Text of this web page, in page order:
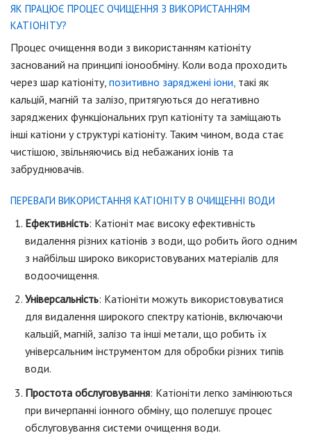
ЯК ПРАЦЮЄ ПРОЦЕС ОЧИЩЕННЯ З ВИКОРИСТАННЯМ
КАТІОНІТУ?
Процес очищення води з використанням катіоніту
заснований на принципі іонообміну. Коли вода проходить
через шар катіоніту, позитивно заряджені іони, такі як
кальцій, магній та залізо, притягуються до негативно
заряджених функціональних груп катіоніту та заміщають
інші катіони у структурі катіоніту. Таким чином, вода стає
чистішою, звільняючись від небажаних іонів та
забруднювачів.
ПЕРЕВАГИ ВИКОРИСТАННЯ КАТІОНІТУ В ОЧИЩЕННІ ВОДИ
Ефективність: Катіоніт має високу ефективність
видалення різних катіонів з води, що робить його одним
з найбільш широко використовуваних матеріалів для
водоочищення.
Універсальність: Катіоніти можуть використовуватися
для видалення широкого спектру катіонів, включаючи
кальцій, магній, залізо та інші метали, що робить їх
універсальним інструментом для обробки різних типів
води.
Простота обслуговування: Катіоніти легко замінюються
при вичерпанні іонного обміну, що полегшує процес
обслуговування системи очищення води.